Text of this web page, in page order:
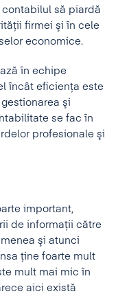
să piardă
firmei şi în cele
economice.
în echipe
încât eficienţa este
şi
se fac în
profesionale şi
important,
de informaţii către
şi atunci
ţine foarte mult
mult mai mic în
aici există